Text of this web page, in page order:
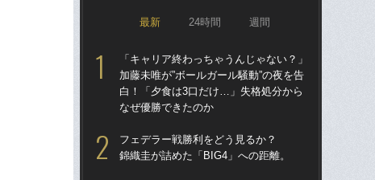
最新 24時間 週間
「キャリア終わっちゃうんじゃない？」
加藤未唯が”ボールガール騒動”の夜を告
白！「夕食は3口だけ…」失格処分から
なぜ優勝できたのか
フェデラー戦勝利をどう見るか？
錦織圭が詰めた「BIG4」への距離。